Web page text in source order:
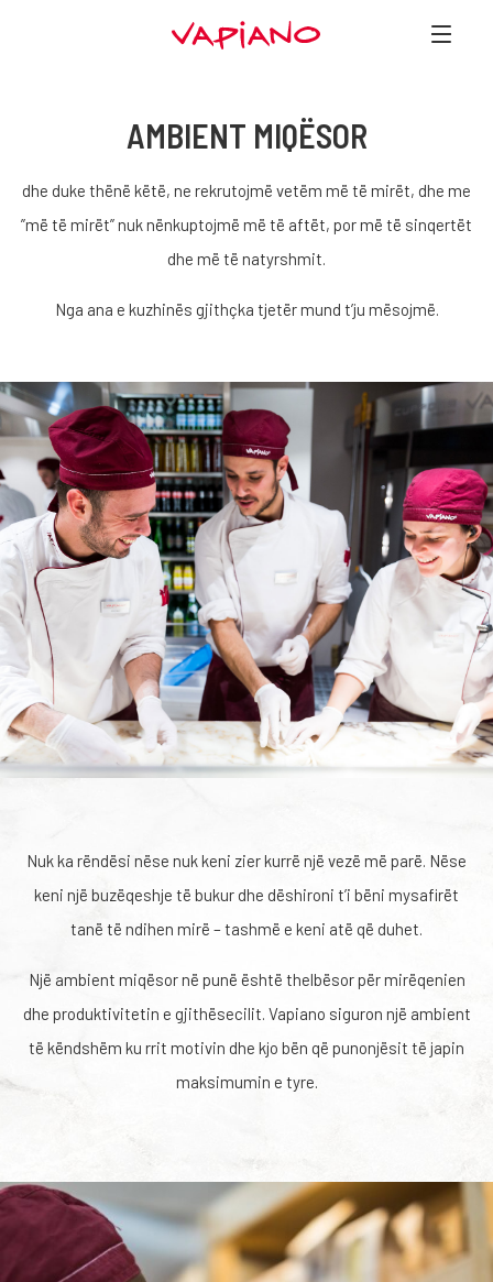
AMBIENT MIQËSOR
dhe duke thënë këtë, ne rekrutojmë vetëm më të mirët, dhe me
”më të mirët” nuk nënkuptojmë më të aftët, por më të sinqertët
dhe më të natyrshmit.
Nga ana e kuzhinës gjithçka tjetër mund t’ju mësojmë.
Nuk ka rëndësi nëse nuk keni zier kurrë një vezë më parë. Nëse
keni një buzëqeshje të bukur dhe dëshironi t’i bëni mysafirët
tanë të ndihen mirë – tashmë e keni atë që duhet.
Një ambient miqësor në punë është thelbësor për mirëqenien
dhe produktivitetin e gjithësecilit. Vapiano siguron një ambient
të këndshëm ku rrit motivin dhe kjo bën që punonjësit të japin
maksimumin e tyre.